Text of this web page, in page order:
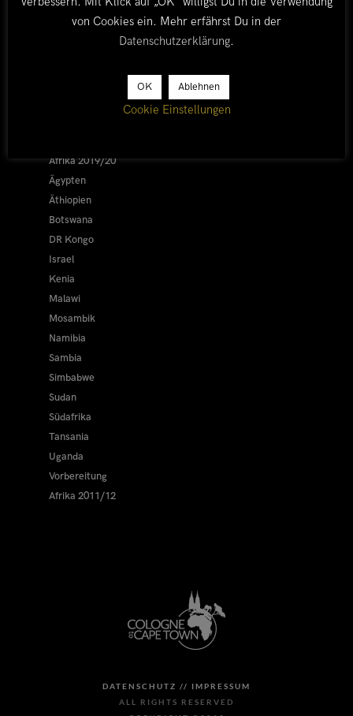
LÄNDER
Afrika 2019/20
Ägypten
Äthiopien
Botswana
DR Kongo
Israel
Kenia
Malawi
Mosambik
Namibia
Sambia
Simbabwe
Sudan
Südafrika
Tansania
Uganda
Vorbereitung
Afrika 2011/12
DATENSCHUTZ // IMPRESSUM
ALL RIGHTS RESERVED
von Cookies ein. Mehr erfährst Du in der
Datenschutzerklärung.
OK Ablehnen
Cookie Einstellungen